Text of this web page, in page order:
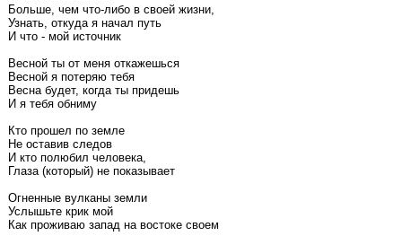
Больше, чем что-либо в своей жизни,
Узнать, откуда я начал путь
И что - мой источник
Весной ты от меня откажешься
Весной я потеряю тебя
Весна будет, когда ты придешь
И я тебя обниму
Кто прошел по земле
Не оставив следов
И кто полюбил человека,
Глаза (который) не показывает
Огненные вулканы земли
Услышьте крик мой
Как проживаю запад на востоке своем